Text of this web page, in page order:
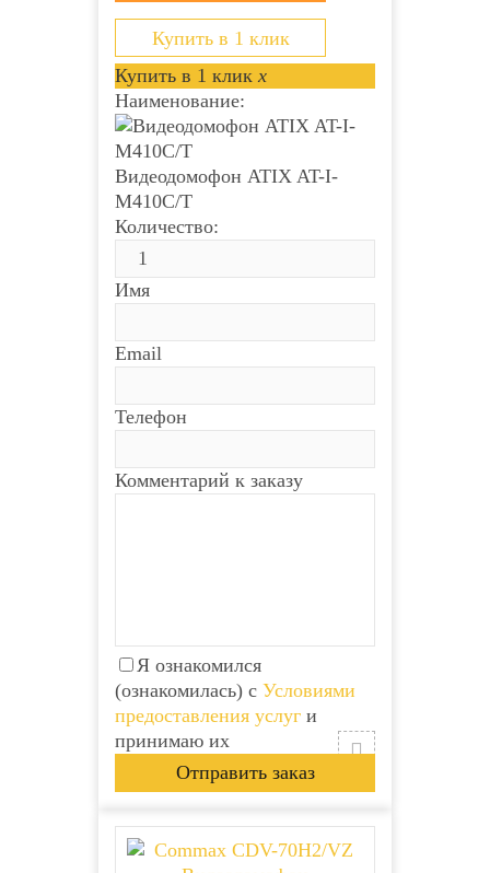
Купить в 1 клик
Купить в 1 клик x
Наименование:
Видеодомофон ATIX AT-I-
М410C/T
Количество:
Имя
Email
Телефон
Комментарий к заказу
Я ознакомился
(ознакомилась) с Условиями
предоставления услуг и
принимаю их